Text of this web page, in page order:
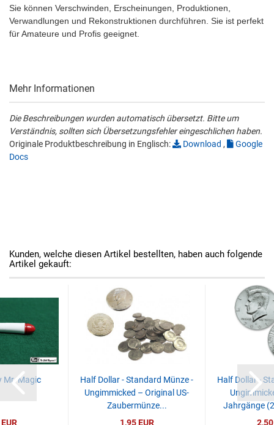
Sie können Verschwinden, Erscheinungen, Produktionen,
Verwandlungen und Rekonstruktionen durchführen. Sie ist perfekt
für Amateure und Profis geeignet.
Mehr Informationen
Die Beschreibungen wurden automatisch übersetzt. Bitte um
Verständnis, sollten sich Übersetzungsfehler eingeschlichen haben.
Originale Produktbeschreibung in Englisch:
Download ,
Google
Docs
Kunden, welche diesen Artikel bestellten, haben auch folgende
Artikel gekauft:
Mr. Magic
Half Dollar - Standard Münze -
Ungimmicked – Original US-
Zaubermünze...
1,95 EUR
Half Dollar -
Jahrgänge
2,50